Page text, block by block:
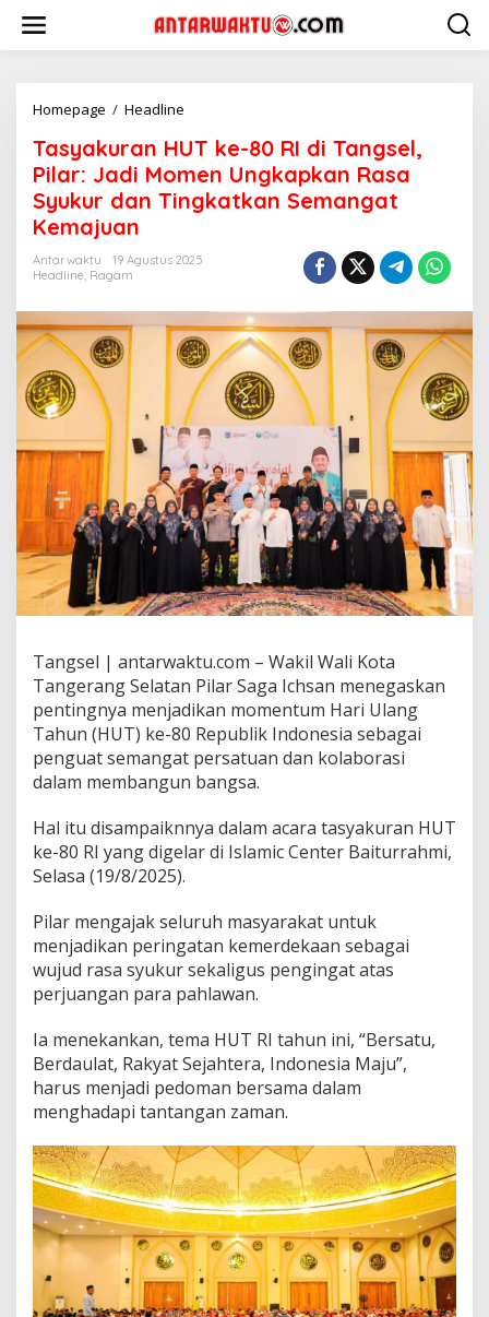
konten
Homepage / Headline
ke-
80
RI
di
Jadi
Rasa
Syukur
dan
Tingkatkan
Semangat
Kemajuan
Tasyakuran HUT ke-80 RI di Tangsel,
Pilar: Jadi Momen Ungkapkan Rasa
Syukur dan Tingkatkan Semangat
Kemajuan
Antarwaktu
19 Agustus 2025
Headline, Ragam
Tangsel | antarwaktu.com – Wakil Wali Kota
Tangerang Selatan Pilar Saga Ichsan menegaskan
pentingnya menjadikan momentum Hari Ulang
Tahun (HUT) ke-80 Republik Indonesia sebagai
penguat semangat persatuan dan kolaborasi
dalam membangun bangsa.
Hal itu disampaiknnya dalam acara tasyakuran HUT
ke-80 RI yang digelar di Islamic Center Baiturrahmi,
Selasa (19/8/2025).
Pilar mengajak seluruh masyarakat untuk
menjadikan peringatan kemerdekaan sebagai
wujud rasa syukur sekaligus pengingat atas
perjuangan para pahlawan.
Ia menekankan, tema HUT RI tahun ini, “Bersatu,
Berdaulat, Rakyat Sejahtera, Indonesia Maju”,
harus menjadi pedoman bersama dalam
menghadapi tantangan zaman.